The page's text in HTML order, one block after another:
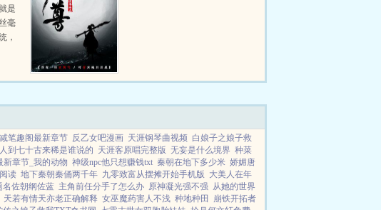
是
毫
，
。
笔趣阁最新章节 反乙女吧漫画 天涯钢琴曲视频 白娘子之娘子救
人到七十古来稀是谁说的 天涯客原唱完整版 无妄是什么境界 种菜
章节_我的动物 神级npc他只想赚钱txt 秦朝在地下多少米 娇媚唐
读 地下秦朝秦俑两千年 九零致富从摆摊开始手机版 大美人在年
名佐朝纲佐蓝 主角前任分手了怎么办 原神凝光强不强 从她的世界
天若有情天亦老正确解释 女巫魔药害人不浅 种地种田
崩铁开拓者